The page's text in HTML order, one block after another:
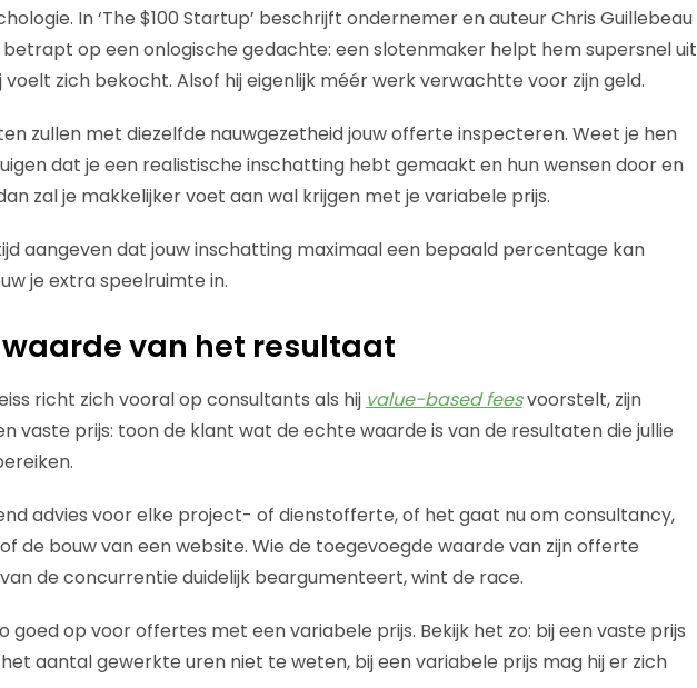
In ‘The $100 Startup’ beschrijft ondernemer en auteur Chris Guillebeau
betrapt op een onlogische gedachte: een slotenmaker helpt hem supersnel uit
voelt zich bekocht. Alsof hij eigenlijk méér werk verwachtte voor zijn geld.
zullen met diezelfde nauwgezetheid jouw offerte inspecteren. Weet je hen
dat je een realistische inschatting hebt gemaakt en hun wensen door en
zal je makkelijker voet aan wal krijgen met je variabele prijs.
aangeven dat jouw inschatting maximaal een bepaald percentage kan
je extra speelruimte in.
waarde van het resultaat
richt zich vooral op consultants als hij value-based feesvoorstelt, zijn
vaste prijs: toon de klant wat de echte waarde is van de resultaten die jullie
advies voor elke project- of dienstofferte, of het gaat nu om consultancy,
de bouw van een website. Wie de toegevoegde waarde van zijn offerte
de concurrentie duidelijk beargumenteert, wint de race.
goed op voor offertes met een variabele prijs. Bekijk het zo: bij een vaste prijs
aantal gewerkte uren niet te weten, bij een variabele prijs mag hij er zich